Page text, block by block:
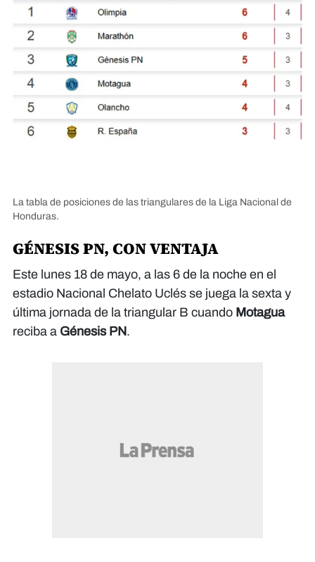
La tabla de posiciones de las triangulares de la Liga Nacional de
Honduras.
GÉNESIS PN, CON VENTAJA
Este lunes 18 de mayo, a las 6 de la noche en el
estadio Nacional Chelato Uclés se juega la sexta y
última jornada de la triangular B cuando Motagua
reciba a Génesis PN .